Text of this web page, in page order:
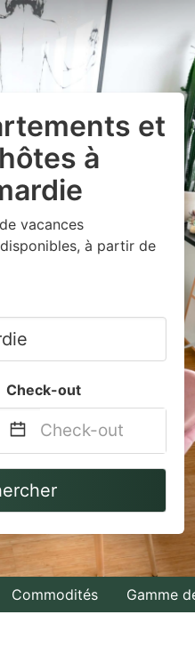
et
à
vacances
à partir de
Check-out
Navigate
backward
to
interact
with
the
Commodités Gamme